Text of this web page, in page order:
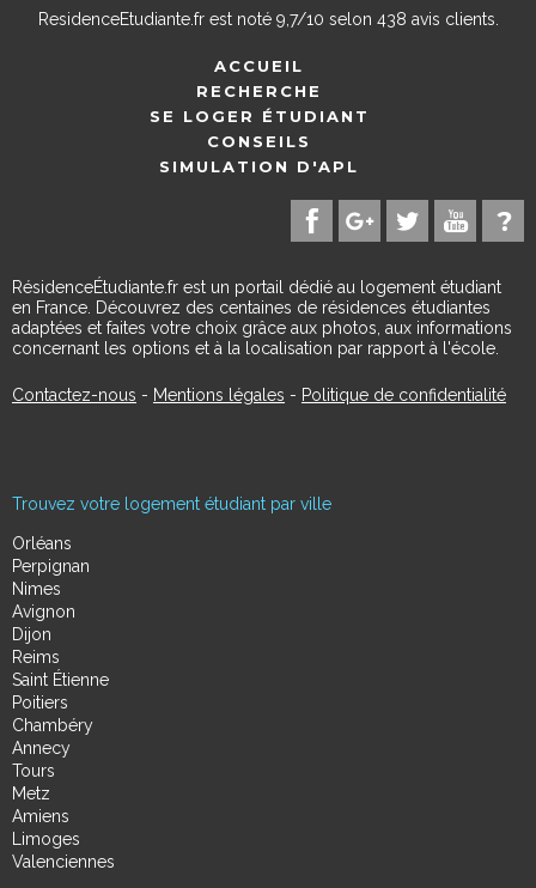
ResidenceEtudiante.frest noté 9,7/10 selon 438 avis clients.
ACCUEIL
RECHERCHE
SE LOGER ÉTUDIANT
CONSEILS
SIMULATION D'APL
RésidenceÉtudiante.fr est un portail dédié au logement étudiant
en France. Découvrez des centaines de résidences étudiantes
adaptées et faites votre choix grâce aux photos, aux informations
concernant les options et à la localisation par rapport à l'école.
Contactez-nous - Mentions légales - Politique de confidentialité
Trouvez votre logement étudiant par ville
Orléans
Perpignan
Nimes
Avignon
Dijon
Reims
Saint Étienne
Poitiers
Chambéry
Annecy
Tours
Metz
Amiens
Limoges
Valenciennes